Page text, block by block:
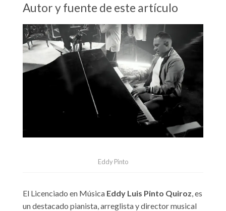
Autor y fuente de este artículo
Eddy Pinto
El Licenciado en Música Eddy Luis Pinto Quiroz , es
un destacado pianista, arreglista y director musical